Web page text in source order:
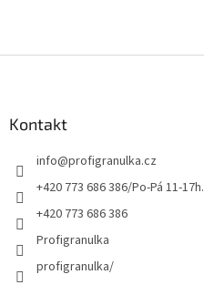
Kontakt
info@profigranulka.cz
+420 773 686 386/Po-Pá 11-17h.
+420 773 686 386
Profigranulka
profigranulka/